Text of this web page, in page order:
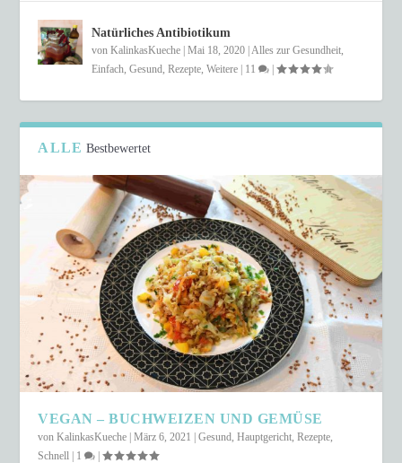
Natürliches Antibiotikum
vonKalinkasKueche |Mai 18, 2020 |Alles zur Gesundheit,
Einfach,Gesund,Rezepte,Weitere 11 |
ALLE Bestbewertet
VEGAN – BUCHWEIZEN UND GEMÜSE
vonKalinkasKueche |März 6, 2021 |Gesund ,Hauptgericht ,Rezepte
Schnell | 1 |